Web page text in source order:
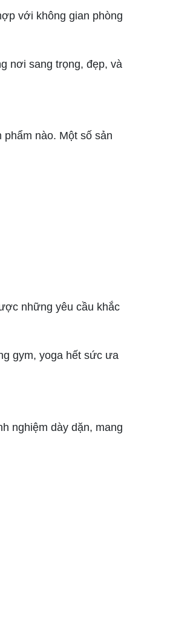
với không gian phòng
nơi sang trọng, đẹp, và
nào. Một số sản
những yêu cầu khắc
gym, yoga hết sức ưa
nghiệm dày dặn, mang